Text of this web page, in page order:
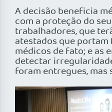
A decisão beneficia
com a proteção do
trabalhadores, que
atestados que
médicos de fato; e as
detectar
foram entregues,